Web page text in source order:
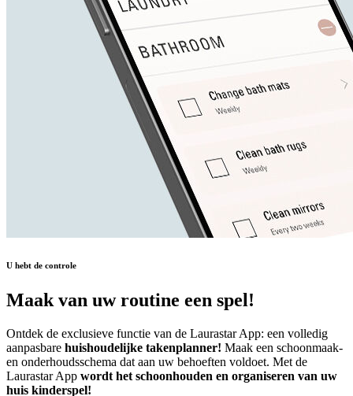
U hebt de controle
Maak van uw routine een spel!
Ontdek de exclusieve functie van de Laurastar App: een volledig
aanpasbare huishoudelijke takenplanner! Maak een schoonmaak-
en onderhoudsschema dat aan uw behoeften voldoet. Met de
Laurastar App wordt het schoonhouden en organiseren van uw
huis kinderspel!